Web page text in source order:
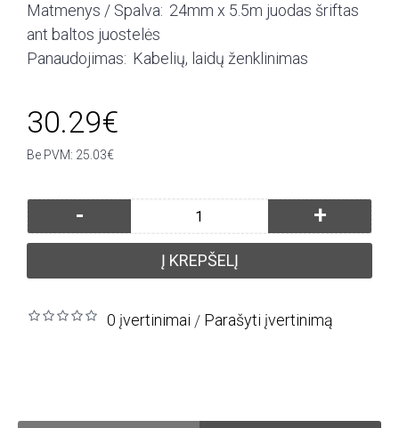
Matmenys / Spalva: 24mm x 5.5m juodas šriftas
ant baltos juostelės
Panaudojimas: Kabelių, laidų ženklinimas
30.29€
Be PVM: 25.03€
- +
Į KREPŠELĮ
0 įvertinimai / Parašyti įvertinimą